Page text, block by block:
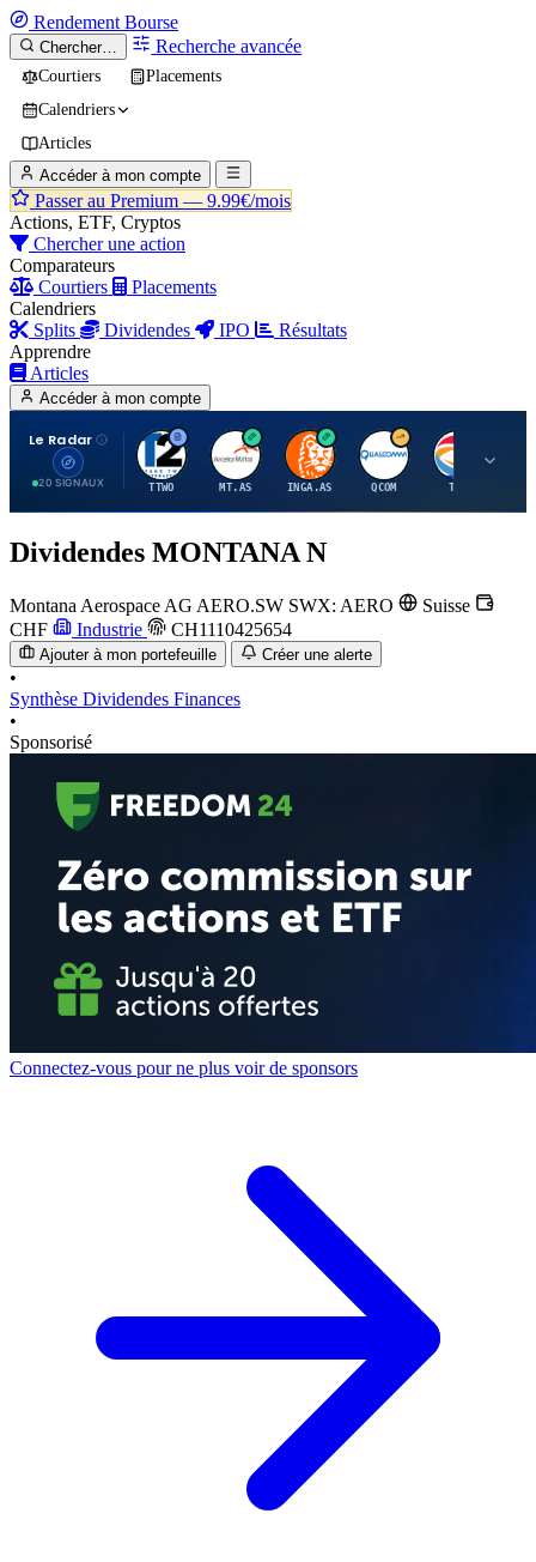
Rendement Bourse
Chercher… Recherche avancée
Courtiers
Placements
Calendriers
Articles
Accéder à mon compte
Passer au Premium — 9.99€/mois
Actions, ETF, Cryptos
Chercher une action
Comparateurs
Courtiers
Placements
Calendriers
Splits
Dividendes IPO
Résultats
Apprendre
Articles
Accéder à mon compte
Le Radar
20 SIGNAUX
T
TTWO
A
MT.AS
I
INGA.AS
Q
QCOM
T
TTE
Dividendes MONTANA N
Montana Aerospace AG AERO.SW SWX: AERO
Suisse
CHF
Industrie CH1110425654
Ajouter à mon portefeuille Créer une alerte
•
Synthèse Dividendes Finances
•
Sponsorisé
Connectez-vous pour ne plus voir de sponsors